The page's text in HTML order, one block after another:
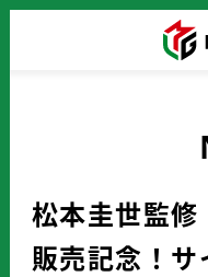
松本圭世監修
販売記念！